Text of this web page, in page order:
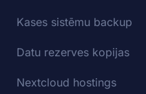
Kases sistēmu backup
Datu rezerves kopijas
Nextcloud hostings